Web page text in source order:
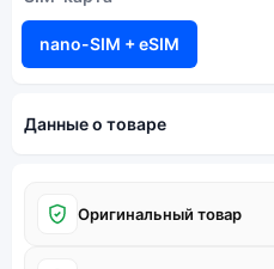
nano-SIM + eSIM
Данные о товаре
Оригинальный товар